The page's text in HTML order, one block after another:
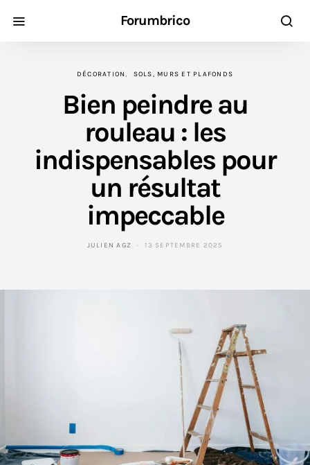
Forumbrico
DÉCORATION SOLS, MURS ET PLAFONDS
Bien peindre au
rouleau : les
indispensables pour
un résultat
impeccable
JULIEN AGZ 13 SEPTEMBRE 2025